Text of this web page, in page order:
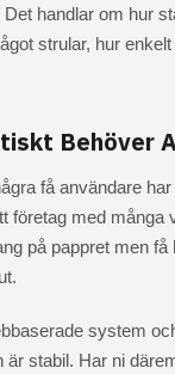
handlar om hur
strular, hur
Behöver
få användare
företag med
på pappret men
system
är stabil. Har ni